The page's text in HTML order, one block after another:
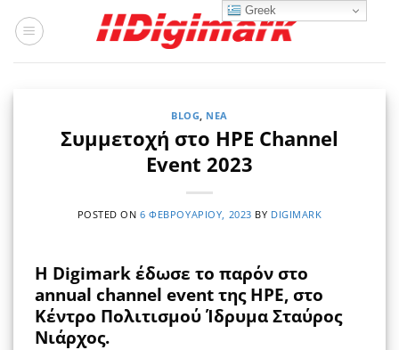
στο
BLOG, ΝΈΑ
Συμμετοχή στο HPE Channel
Event 2023
POSTED ON6 ΦΕΒΡΟΥΑΡΊΟΥ, 2023 BY DIGIMARK
Η Digimark έδωσε το παρόν στο
annual channel event της HPE, στο
Κέντρο Πολιτισμού Ίδρυμα Σταύρος
Νιάρχος.
Greek